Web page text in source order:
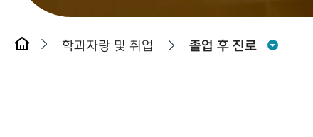
학과자랑 및 취업 졸업 후 진로